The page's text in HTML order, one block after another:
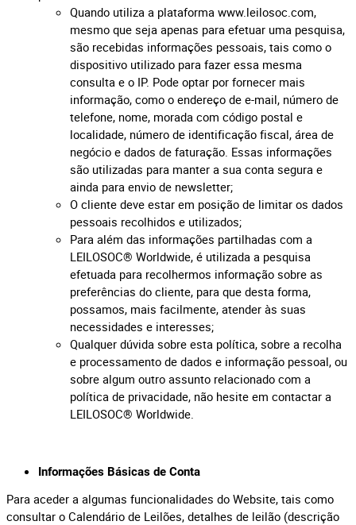
Quando utiliza a plataforma www.leilosoc.com,
mesmo que seja apenas para efetuar uma pesquisa,
são recebidas informações pessoais, tais como o
dispositivo utilizado para fazer essa mesma
consulta e o IP. Pode optar por fornecer mais
informação, como o endereço de e-mail, número de
telefone, nome, morada com código postal e
localidade, número de identificação fiscal, área de
negócio e dados de faturação. Essas informações
são utilizadas para manter a sua conta segura e
ainda para envio de newsletter;
O cliente deve estar em posição de limitar os dados
pessoais recolhidos e utilizados;
Para além das informações partilhadas com a
LEILOSOC® Worldwide, é utilizada a pesquisa
efetuada para recolhermos informação sobre as
preferências do cliente, para que desta forma,
possamos, mais facilmente, atender às suas
necessidades e interesses;
Qualquer dúvida sobre esta política, sobre a recolha
e processamento de dados e informação pessoal, ou
sobre algum outro assunto relacionado com a
política de privacidade, não hesite em contactar a
LEILOSOC® Worldwide.
Informações Básicas de Conta
Para aceder a algumas funcionalidades do Website, tais como
consultar o Calendário de Leilões, detalhes de leilão (descrição